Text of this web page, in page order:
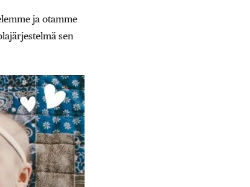
ja otamme
sen